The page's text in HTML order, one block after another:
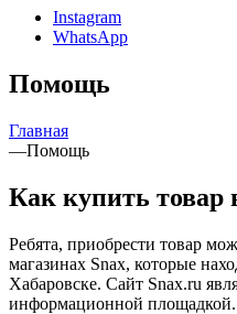
Instagram
WhatsApp
Помощь
Главная
—Помощь
Как купить товар
Ребята, приобрести товар
магазинах Snax, которые
Хабаровске. Сайт Snax.ru
информационной площадкой.